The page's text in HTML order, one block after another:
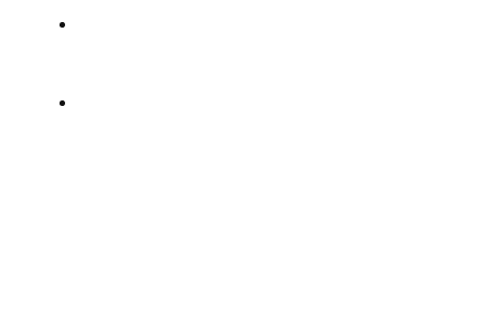
How a Digital Wardrobe Can Help
Purchases ?